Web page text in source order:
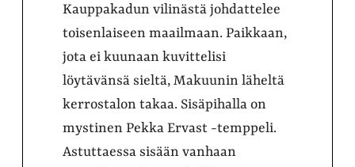
Kauppakadun vilinästä johdattelee
toisenlaiseen maailmaan. Paikkaan,
jota ei kuunaan kuvittelisi
löytävänsä sieltä, Makuunin läheltä
kerrostalon takaa. Sisäpihalla on
mystinen Pekka Ervast -temppeli.
Astuttaessa sisään vanhaan